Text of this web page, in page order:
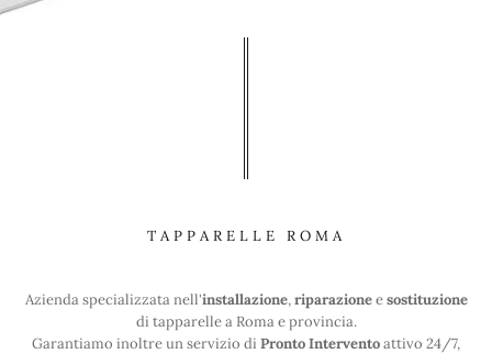
TAPPARELLE ROMA
Azienda specializzata nell'installazione,riparazioneesostituzione
di tapparelle a Roma e provincia.
Garantiamo inoltre un servizio di Pronto Interventoattivo 24/7,